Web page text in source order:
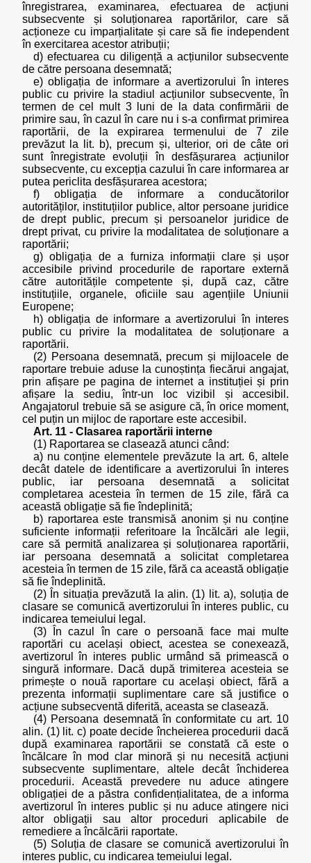
înregistrarea, examinarea, efectuarea de acțiuni
subsecvente și soluționarea raportărilor, care să
acționeze cu imparțialitate și care să fie independent
în exercitarea acestor atribuții;
d) efectuarea cu diligență a acțiunilor subsecvente
de către persoana desemnată;
e) obligația de informare a avertizorului în interes
public cu privire la stadiul acțiunilor subsecvente, în
termen de cel mult 3 luni de la data confirmării de
primire sau, în cazul în care nu i s-a confirmat primirea
raportării, de la expirarea termenului de 7 zile
prevăzut la lit. b), precum și, ulterior, ori de câte ori
sunt înregistrate evoluții în desfășurarea acțiunilor
subsecvente, cu excepția cazului în care informarea ar
putea periclita desfășurarea acestora;
f) obligația de informare a conducătorilor
autorităților, instituțiilor publice, altor persoane juridice
de drept public, precum și persoanelor juridice de
drept privat, cu privire la modalitatea de soluționare a
raportării;
g) obligația de a furniza informații clare și ușor
accesibile privind procedurile de raportare externă
către autoritățile competente și, după caz, către
instituțiile, organele, oficiile sau agențiile Uniunii
Europene;
h) obligația de informare a avertizorului în interes
public cu privire la modalitatea de soluționare a
raportării.
(2) Persoana desemnată, precum și mijloacele de
raportare trebuie aduse la cunoștința fiecărui angajat,
prin afișare pe pagina de internet a instituției și prin
afișare la sediu, într-un loc vizibil și accesibil.
Angajatorul trebuie să se asigure că, în orice moment,
cel puțin un mijloc de raportare este accesibil.
Art. 11 - Clasarea raportării interne
(1) Raportarea se clasează atunci când:
a) nu conține elementele prevăzute la art. 6, altele
decât datele de identificare a avertizorului în interes
public, iar persoana desemnată a solicitat
completarea acesteia în termen de 15 zile, fără ca
această obligație să fie îndeplinită;
b) raportarea este transmisă anonim și nu conține
suficiente informații referitoare la încălcări ale legii,
care să permită analizarea și soluționarea raportării,
iar persoana desemnată a solicitat completarea
acesteia în termen de 15 zile, fără ca această obligație
să fie îndeplinită.
(2) În situația prevăzută la alin. (1) lit. a), soluția de
clasare se comunică avertizorului în interes public, cu
indicarea temeiului legal.
(3) În cazul în care o persoană face mai multe
raportări cu același obiect, acestea se conexează,
avertizorul în interes public urmând să primească o
singură informare. Dacă după trimiterea acesteia se
primește o nouă raportare cu același obiect, fără a
prezenta informații suplimentare care să justifice o
acțiune subsecventă diferită, aceasta se clasează.
(4) Persoana desemnată în conformitate cu art. 10
alin. (1) lit. c) poate decide încheierea procedurii dacă
după examinarea raportării se constată că este o
încălcare în mod clar minoră și nu necesită acțiuni
subsecvente suplimentare, altele decât închiderea
procedurii. Această prevedere nu aduce atingere
obligației de a păstra confidențialitatea, de a informa
avertizorul în interes public și nu aduce atingere nici
altor obligații sau altor proceduri aplicabile de
remediere a încălcării raportate.
(5) Soluția de clasare se comunică avertizorului în
interes public, cu indicarea temeiului legal.